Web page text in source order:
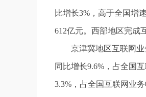
比增长3%，高于全国增
612亿元。西部地区完成
京津冀地区互联网
同比增长9.6%，占全国
3.3%，占全国互联网业务